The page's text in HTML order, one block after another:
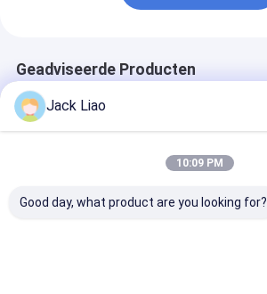
Geadviseerde Producten
Jack Liao
10:09 PM
Good day, what product are you looking for?